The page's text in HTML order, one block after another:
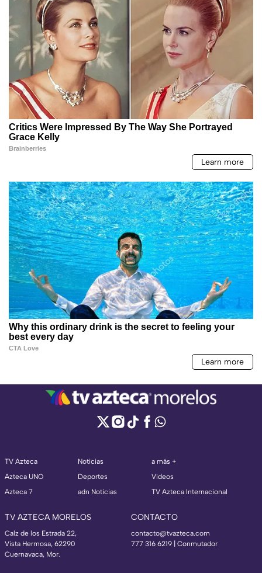
TV Azteca
Azteca UNO
Azteca 7
Noticias
Deportes
adn Noticias
a más +
Videos
TV Azteca Internacional
TV AZTECA MORELOS
Calz de los Estrada 22,
Vista Hermosa, 62290
Cuernavaca, Mor.
CONTACTO
contacto@tvazteca.com
777 316 6219 | Conmutador